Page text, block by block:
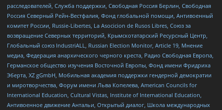
расследователей, Служба поддержки, Свободная Россия Берлин, Свободная
Россия Северный Рейн-Вестфалия, Фонд глобальной помощи, Антивоенный
комитет России, Russie-Libertes, La Asocicion de Rusos Libres, Союз за
возвращение Северных территорий, Крымскотатарский Ресурсный Центр,
Глобальный союз IndustriALL, Russian Election Monitor, Article 19, Мнение
медиа, Федерация анархического черного креста, Радио Свободная Европа,
Германское общество изучения Восточной Европы, Фонд имени Фридриха
Эберта, XZ gGmbH, Мобильная академия поддержки гендерной демократии
и миротворчества, Форум имени Льва Копелева, American Councils for
International Education, Cultural Vistas, Institute of International Education,
Антивоенное движение Антальи, Открытый диалог, Школа международных